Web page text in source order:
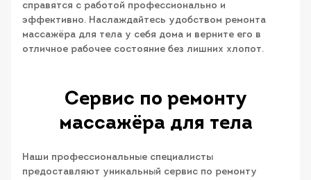
справятся с работой профессионально и
эффективно. Наслаждайтесь удобством ремонта
массажёра для тела у себя дома и верните его в
отличное рабочее состояние без лишних хлопот.
Сервис по ремонту
массажёра для тела
Наши профессиональные специалисты
предоставляют уникальный сервис по ремонту